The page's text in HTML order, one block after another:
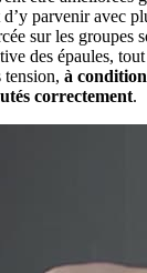
parvenir avec
sur les groupes
des épaules,
tension, à
correctement.